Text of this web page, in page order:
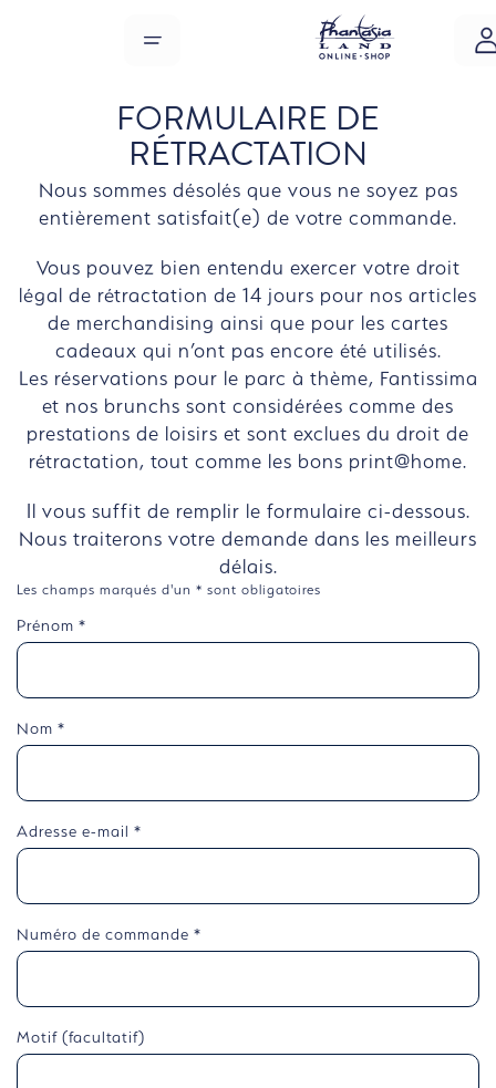
MENU
FORMULAIRE DE
RÉTRACTATION
Nous sommes désolés que vous ne soyez pas
entièrement satisfait(e) de votre commande.
Vous pouvez bien entendu exercer votre droit
légal de rétractation de 14 jours pour nos articles
de merchandising ainsi que pour les cartes
cadeaux qui n’ont pas encore été utilisés.
Les réservations pour le parc à thème, Fantissima
et nos brunchs sont considérées comme des
prestations de loisirs et sont exclues du droit de
rétractation, tout comme les bons print@home.
Il vous suffit de remplir le formulaire ci-dessous.
Nous traiterons votre demande dans les meilleurs
délais.
Les champs marqués d'un * sont obligatoires
Prénom *
Nom *
Adresse e-mail *
Numéro de commande *
Motif (facultatif)